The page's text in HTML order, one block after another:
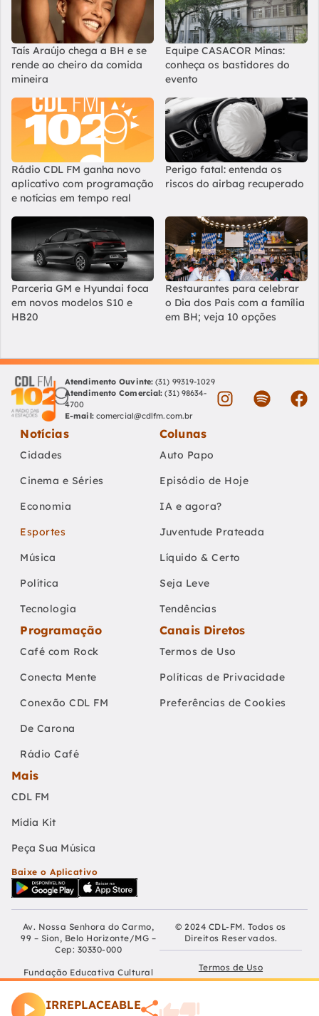
IRREPLACEABLE
Taís Araújo chega a BH e se
rende ao cheiro da comida
mineira
Equipe CASACOR Minas:
conheça os bastidores do
evento
Rádio CDL FM ganha novo
aplicativo com programação
e notícias em tempo real
Perigo fatal: entenda os
riscos do airbag recuperado
Parceria GM e Hyundai foca
em novos modelos S10 e
HB20
Restaurantes para celebrar
o Dia dos Pais com a família
em BH; veja 10 opções
Atendimento Ouvinte: (31) 99319-1029
Atendimento Comercial: (31) 98634-
4700
E-mail: comercial@cdlfm.com.br
Notícias
Cidades
Cinema e Séries
Economia
Esportes
Música
Política
Tecnologia
Colunas
Auto Papo
Episódio de Hoje
IA e agora?
Juventude Prateada
Líquido & Certo
Seja Leve
Tendências
Programação
Café com Rock
Conecta Mente
Conexão CDL FM
De Carona
Rádio Café
Canais Diretos
Termos de Uso
Políticas de Privacidade
Preferências de Cookies
Mais
CDL FM
Mídia Kit
Peça Sua Música
Baixe o Aplicativo
Av. Nossa Senhora do Carmo,
99 – Sion, Belo Horizonte/MG –
Cep: 30330-000
Fundação Educativa Cultural
Câmara De Dirigentes Lojistas
CNPJ: 04.210.060/0001-90
© 2024 CDL-FM. Todos os
Direitos Reservados.
Termos de Uso
Preferências de Cookies